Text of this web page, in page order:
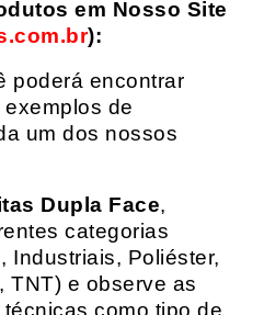
em Nosso Site
):
poderá encontrar
de
um dos nossos
Dupla Face,
categorias
Industriais, Poliéster,
TNT) e observe as
como tipo de